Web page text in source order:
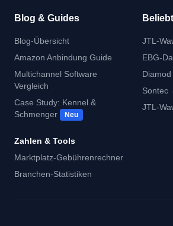
Blog & Guides
Blog-Übersicht
Amazon Anbindung Guide
Multichannel Software
Vergleich
Case Study: Kennel &
Schmenger
Neu
Zahlen & Tools
Marktplatz-Gebührenrechner
Branchen-Statistiken
JTL-
EBG-
Sontec
JTL-